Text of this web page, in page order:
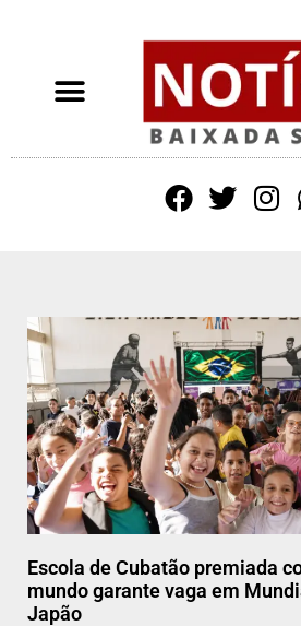
Escola de Cubatão premiada
mundo garante vaga em
Japão